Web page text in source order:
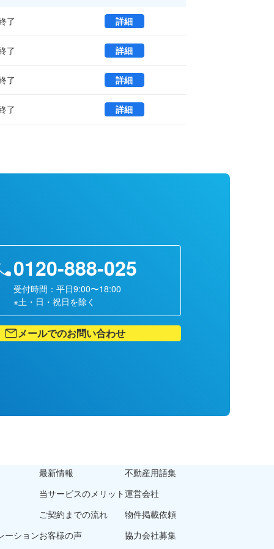
了 詳細Ｍ＆Ｍビル 6B (87.54㎡) ｜大田区
了 詳細Ｍ＆Ｍビル 2 (221.49㎡) ｜大田区
了 詳細Ｍ＆Ｍビル 6A (92.17㎡) ｜大田区
了 詳細Ｍ＆Ｍビル 6 (93.42㎡) ｜大田区 の
0120-888-025
受付時間：平日9:00〜18:00
※土・日・祝日を除く
メールでのお問い合わせ
ーション
最新情報
当サービスのメリット
ご契約までの流れ
お客様の声
不動産用語集
運営会社
物件掲載依頼
協力会社募集